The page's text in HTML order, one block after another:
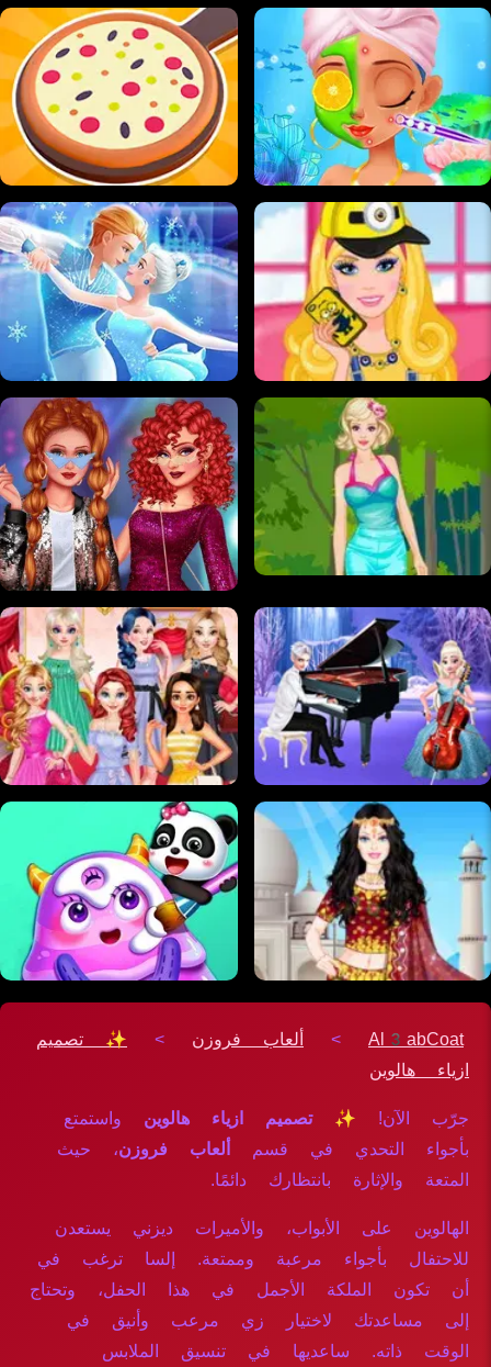
Al3abCoat
> ألعاب فروزن >
✨ تصميم
ازياء هالوين
جرّب الآن! ✨ تصميم ازياء هالوين واستمتع
بأجواء التحدي في قسم
ألعاب فروزن، حيث
المتعة والإثارة بانتظارك دائمًا.
الهالوين على الأبواب، والأميرات ديزني يستعدن
للاحتفال بأجواء مرعبة وممتعة. إلسا ترغب في
أن تكون الملكة الأجمل في هذا الحفل، وتحتاج
إلى مساعدتك لاختيار زي مرعب وأنيق في
الوقت ذاته. ساعديها في تنسيق الملابس